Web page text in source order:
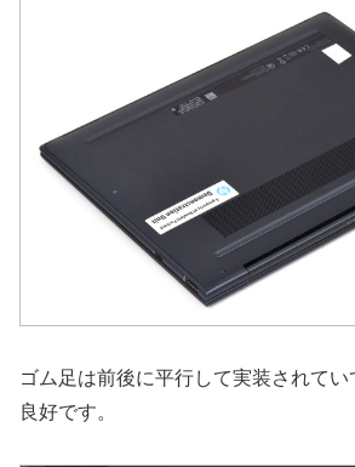
ゴム足は前後に平行して実装されて
良好です。